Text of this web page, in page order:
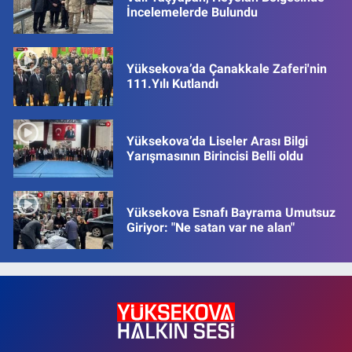
İncelemelerde Bulundu
Yüksekova’da Çanakkale Zaferi'nin
111.Yılı Kutlandı
Yüksekova’da Liseler Arası Bilgi
Yarışmasının Birincisi Belli oldu
Yüksekova Esnafı Bayrama Umutsuz
Giriyor: "Ne satan var ne alan"